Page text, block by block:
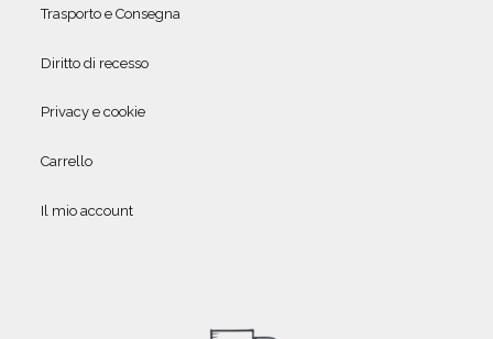
Trasporto e Consegna
Diritto di recesso
Privacy e cookie
Carrello
Il mio account